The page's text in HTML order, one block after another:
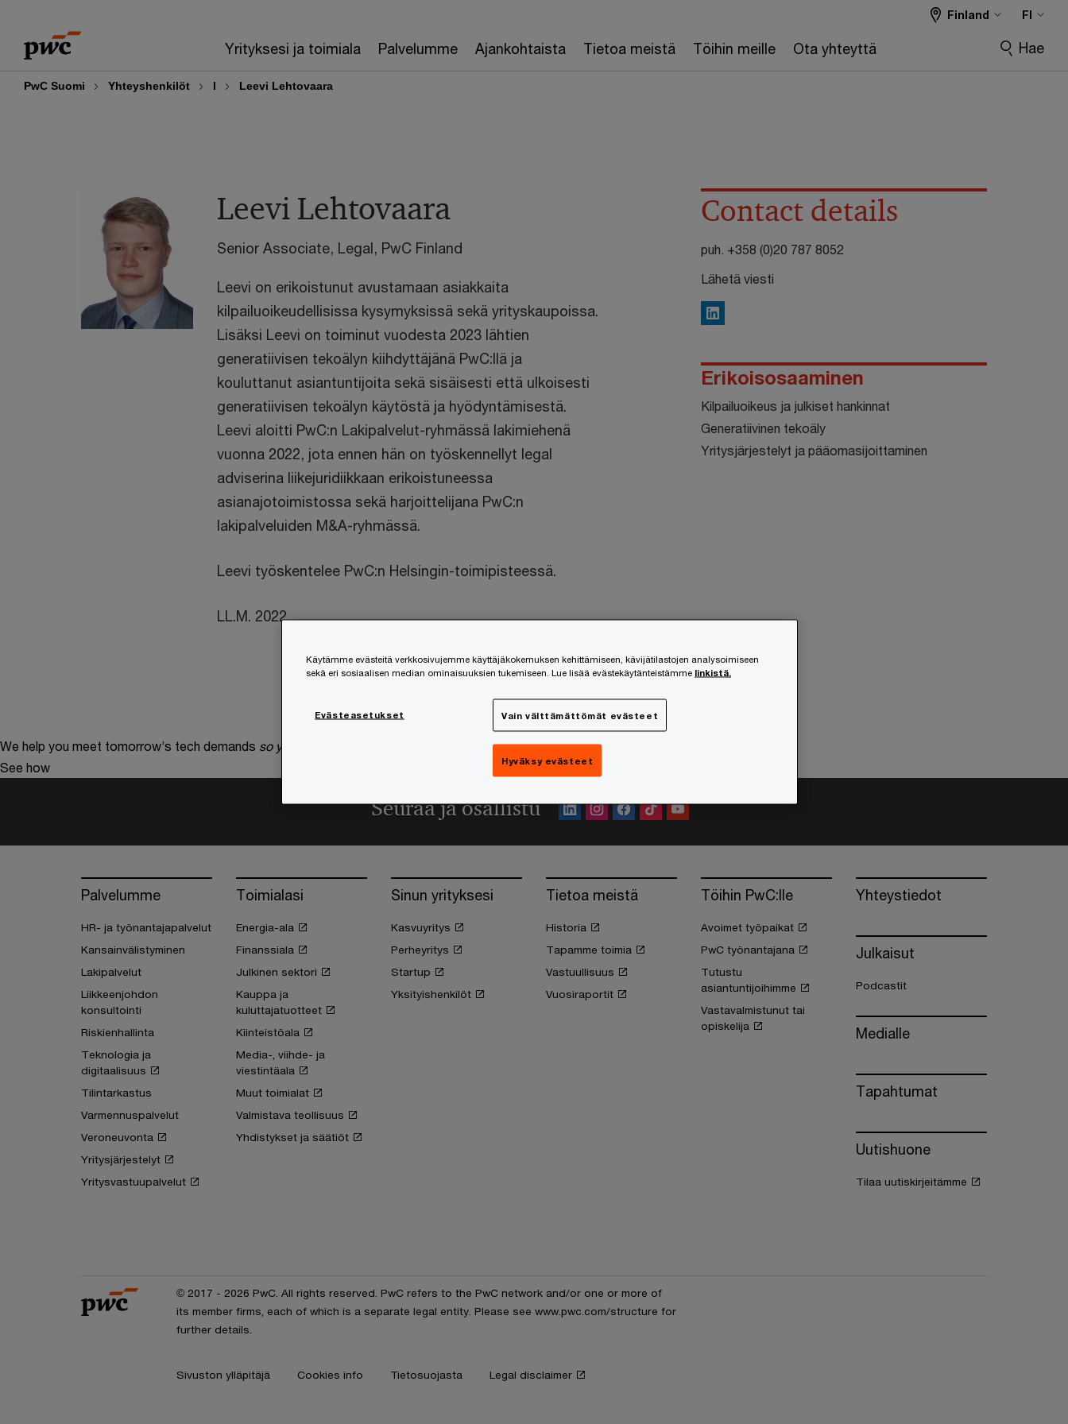
content
footer
Yrityksesi ja toimiala Palvelumme Ajankohtaista Tietoa meistä Töihin meille Ota yhteyttä
Finland FI
Hae
PwC Suomi Yhteyshenkilöt l Leevi Lehtovaara
Leevi Lehtovaara
Senior Associate, Legal, PwC Finland
Leevi on erikoistunut avustamaan asiakkaita
kilpailuoikeudellisissa kysymyksissä sekä yrityskaupoissa.
Lisäksi Leevi on toiminut vuodesta 2023 lähtien
generatiivisen tekoälyn kiihdyttäjänä PwC:llä ja
kouluttanut asiantuntijoita sekä sisäisesti että ulkoisesti
generatiivisen tekoälyn käytöstä ja hyödyntämisestä.
Leevi aloitti PwC:n Lakipalvelut-ryhmässä lakimiehenä
vuonna 2022, jota ennen hän on työskennellyt legal
adviserina liikejuridiikkaan erikoistuneessa
asianajotoimistossa sekä harjoittelijana PwC:n
lakipalveluiden M&A-ryhmässä.
Leevi työskentelee PwC:n Helsingin-toimipisteessä.
LL.M. 2022
Contact details
puh. +358 (0)20 787 8052
Lähetä viesti
LinkedIn
Erikoisosaaminen
Kilpailuoikeus ja julkiset hankinnat
Generatiivinen tekoäly
Yritysjärjestelyt ja pääomasijoittaminen
We help you meet tomorrow’s tech demands so you can
compete at a speed that rewrites the rules
See how
Seuraa ja osallistu
Palvelumme
HR- ja työnantajapalvelut
Kansainvälistyminen
Lakipalvelut
Liikkeenjohdon
konsultointi
Riskienhallinta
Teknologia ja
digitaalisuus
Tilintarkastus
Varmennuspalvelut
Veroneuvonta
Yritysjärjestelyt
Yritysvastuupalvelut
Toimialasi
Energia-ala
Finanssiala
Julkinen sektori
Kauppa ja
kuluttajatuotteet
Kiinteistöala
Media-, viihde- ja
viestintäala
Muut toimialat
Valmistava teollisuus
Yhdistykset ja säätiöt
Sinun yrityksesi
Kasvuyritys
Perheyritys
Startup
Yksityishenkilöt
Tietoa meistä
Historia
Tapamme toimia
Vastuullisuus
Vuosiraportit
Töihin PwC:lle
Avoimet työpaikat
PwC työnantajana
Tutustu
asiantuntijoihimme
Vastavalmistunut tai
opiskelija
Yhteystiedot
Julkaisut
Podcastit
Medialle
Tapahtumat
Uutishuone
Tilaa uutiskirjeitämme
© 2017 - 2026 PwC. All rights reserved. PwC refers to the PwC network and/or one or more of
its member firms, each of which is a separate legal entity. Please see www.pwc.com/structure for
further details.
Sivuston ylläpitäjä Cookies info Tietosuojasta Legal disclaimer
Käytämme evästeitä verkkosivujemme käyttäjäkokemuksen kehittämiseen, kävijätilastojen analysoimiseen
sekä eri sosiaalisen median ominaisuuksien tukemiseen. Lue lisää evästekäytänteistämme linkistä.
Evästeasetukset Vain välttämättömät evästeet
Hyväksy evästeet